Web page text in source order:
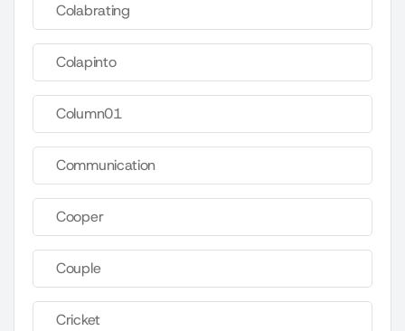
Colabrating
Colapinto
Column01
Communication
Cooper
Couple
Cricket